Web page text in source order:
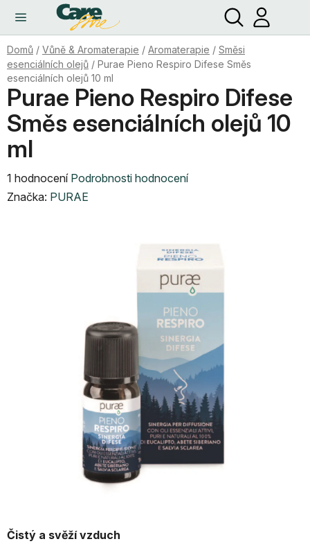
obsah
Hledat
Domů / Vůně & Aromaterapie / Aromaterapie / Směsi
esenciálních olejů / Purae Pieno Respiro Difese Směs
esenciálních olejů 10 ml
Čistý a svěží vzduch
Purae Pieno Respiro Difese
Směs esenciálních olejů 10
ml
Průměrné
hodnocení
1 hodnocení Podrobnosti hodnocení
Značka: PURAE